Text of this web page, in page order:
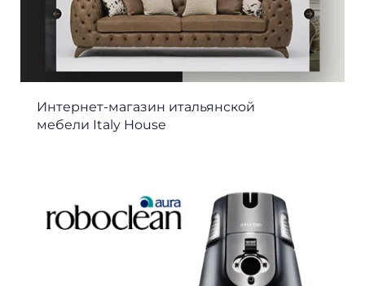
Интернет-магазин итальянской
мебели Italy House